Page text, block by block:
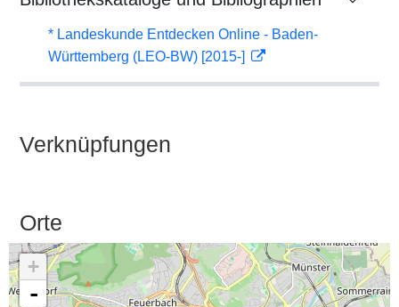
* Landeskunde Entdecken Online - Baden-
Württemberg (LEO-BW) [2015-]
Verknüpfungen
Orte
+
-